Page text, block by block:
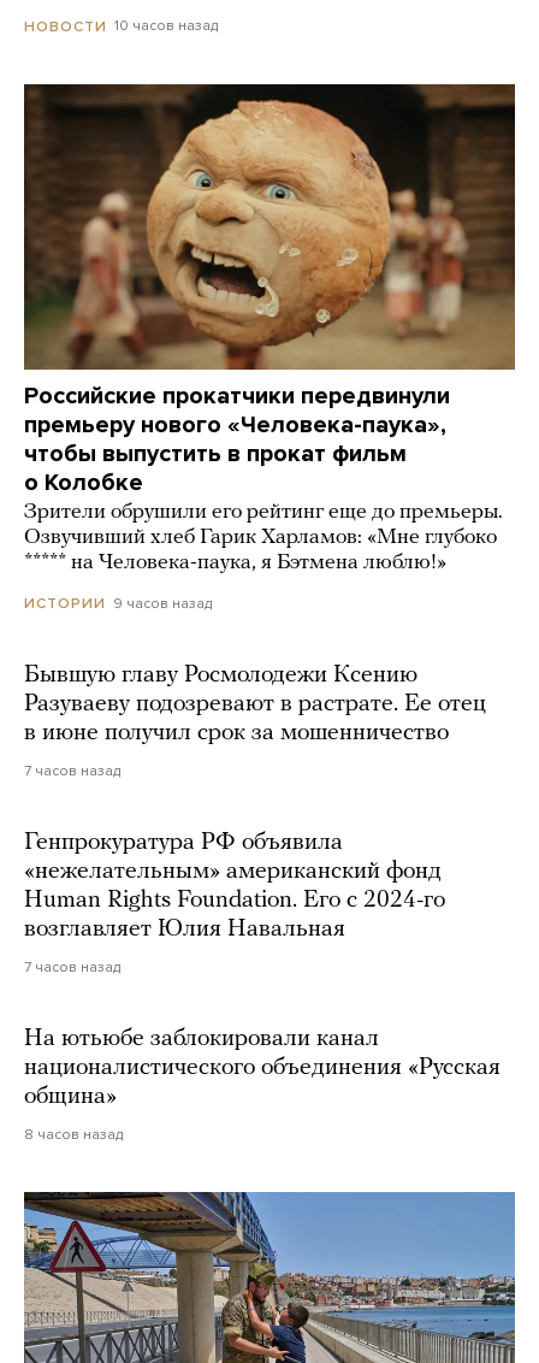
НОВОСТИ 10 часов назад
Российские прокатчики передвинули
премьеру нового «Человека-паука»,
чтобы выпустить в прокат фильм
о Колобке
Зрители обрушили его рейтинг еще до премьеры.
Озвучивший хлеб Гарик Харламов: «Мне глубоко
***** на Человека-паука, я Бэтмена люблю!»
ИСТОРИИ 9 часов назад
Бывшую главу Росмолодежи Ксению
Разуваеву подозревают в растрате. Ее отец
в июне получил срок за мошенничество
7 часов назад
Генпрокуратура РФ объявила
«нежелательным» американский фонд
Human Rights Foundation. Его с 2024-го
возглавляет Юлия Навальная
7 часов назад
На ютьюбе заблокировали канал
националистического объединения «Русская
община»
8 часов назад